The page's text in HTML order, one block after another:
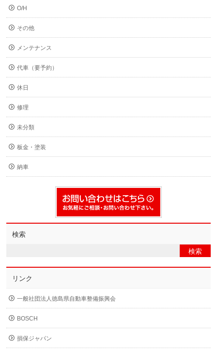
O/H
その他
メンテナンス
代車（要予約）
休日
修理
未分類
板金・塗装
納車
検索
リンク
一般社団法人徳島県自動車整備振興会
BOSCH
損保ジャパン